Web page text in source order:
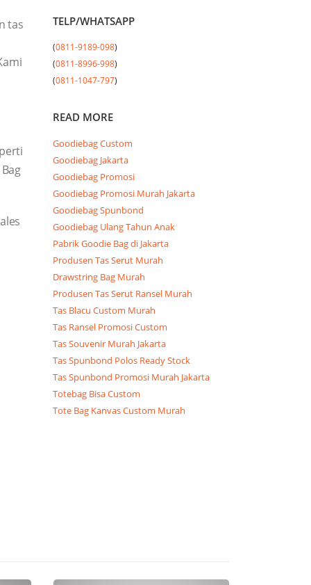
tas
TELP/WHATSAPP
(0811-9189-098)
(0811-8996-998)
(0811-1047-797)
READ MORE
Goodiebag Custom
Goodiebag Jakarta
Goodiebag Promosi
Goodiebag Promosi Murah Jakarta
Goodiebag Spunbond
Goodiebag Ulang Tahun Anak
Pabrik Goodie Bag di Jakarta
Produsen Tas Serut Murah
Drawstring Bag Murah
Produsen Tas Serut Ransel Murah
Tas Blacu Custom Murah
Tas Ransel Promosi Custom
Tas Souvenir Murah Jakarta
Tas Spunbond Polos Ready Stock
Tas Spunbond Promosi Murah Jakarta
Totebag Bisa Custom
Tote Bag Kanvas Custom Murah